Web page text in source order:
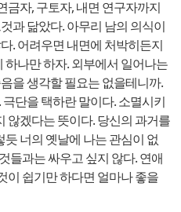
금자, 구토자, 내면 연구자까지
과 닮았다. 아무리 남의 의식이
. 어려우면 내면에 처박히든지
나만 하자. 외부에서 일어나는
을 생각할 필요는 없을테니까.
단을 택하란 말이다. 소멸시키
않겠다는 뜻이다. 당신의 과거를
너의 옛날에 나는 관심이 없
들과는 싸우고 싶지 않다. 연애
이 쉽기만 하다면 얼마나 좋을